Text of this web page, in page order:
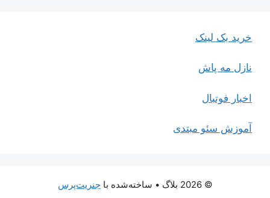
خرید بک لینک
نازل مه پاش
اخبار فوتبال
آموزش سئو مبتدی
© 2026 بلاگ • ساخته‌شده باجنریت‌پرس